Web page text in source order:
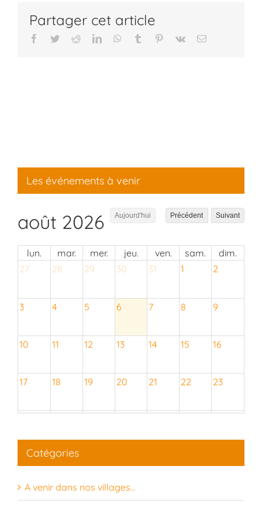
Partager cet article
Facebook
TwitterRedditLinkedInWhatsApp
Tumblr Pinterest
Vk Email
Les événements à venir
août 2026 Aujourd'hui Précédent Suivant
lun. mar. mer. jeu. ven. sam.
dim.
27
28 29 30 31 1 2
3 4 5 6 7 8 9
10 11 12 13 14 15 16
17 18 19 20 21 22 23
31 1
Catégories
A venir dans nos villages…